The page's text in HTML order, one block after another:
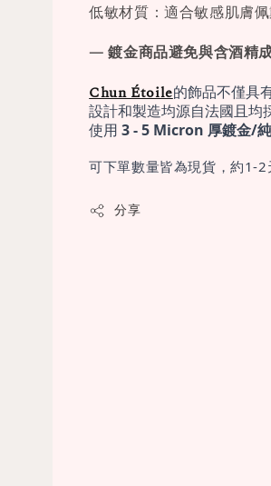
低敏材質：適合敏感肌膚
— 鍍金商品避免與含酒精
Chun Étoile的飾品不僅具
設計和製造均源自法國且均
使用 3 - 5 Micron 厚鍍金/
可下單數量皆為現貨，約1-2
分享